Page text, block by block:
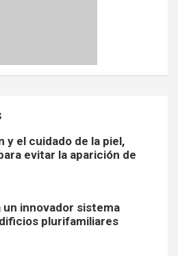
y el cuidado de la piel,
evitar la aparición de
un innovador sistema
plurifamiliares